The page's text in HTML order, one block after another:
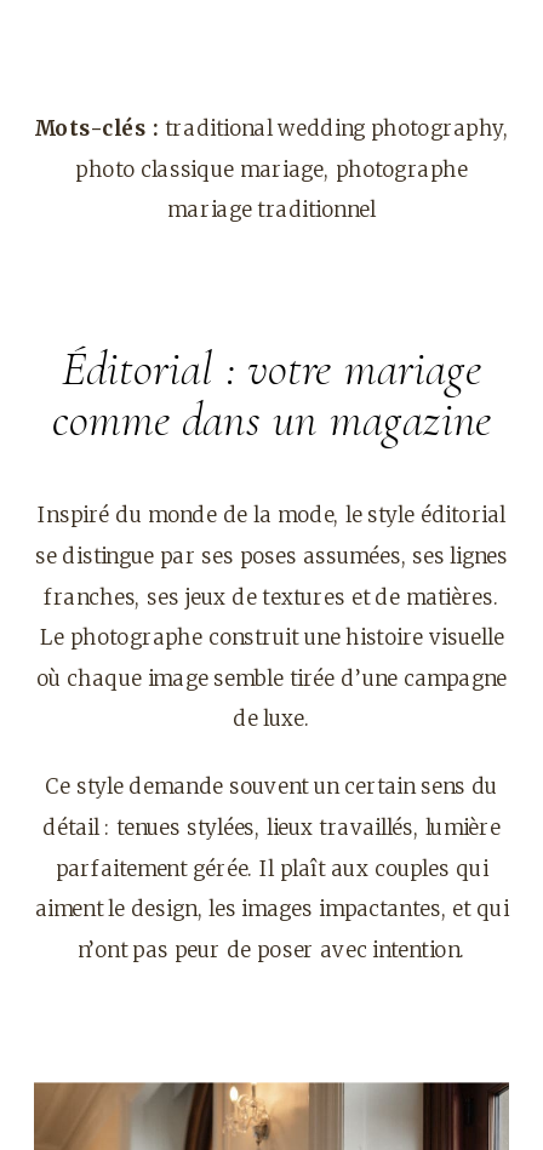
Mots-clés : traditional wedding photography,
photo classique mariage, photographe
mariage traditionnel
Éditorial : votre mariage
comme dans un magazine
Inspiré du monde de la mode, le style éditorial
se distingue par ses poses assumées, ses lignes
franches, ses jeux de textures et de matières.
Le photographe construit une histoire visuelle
où chaque image semble tirée d’une campagne
de luxe.
Ce style demande souvent un certain sens du
détail : tenues stylées, lieux travaillés, lumière
parfaitement gérée. Il plaît aux couples qui
aiment le design, les images impactantes, et qui
n’ont pas peur de poser avec intention.